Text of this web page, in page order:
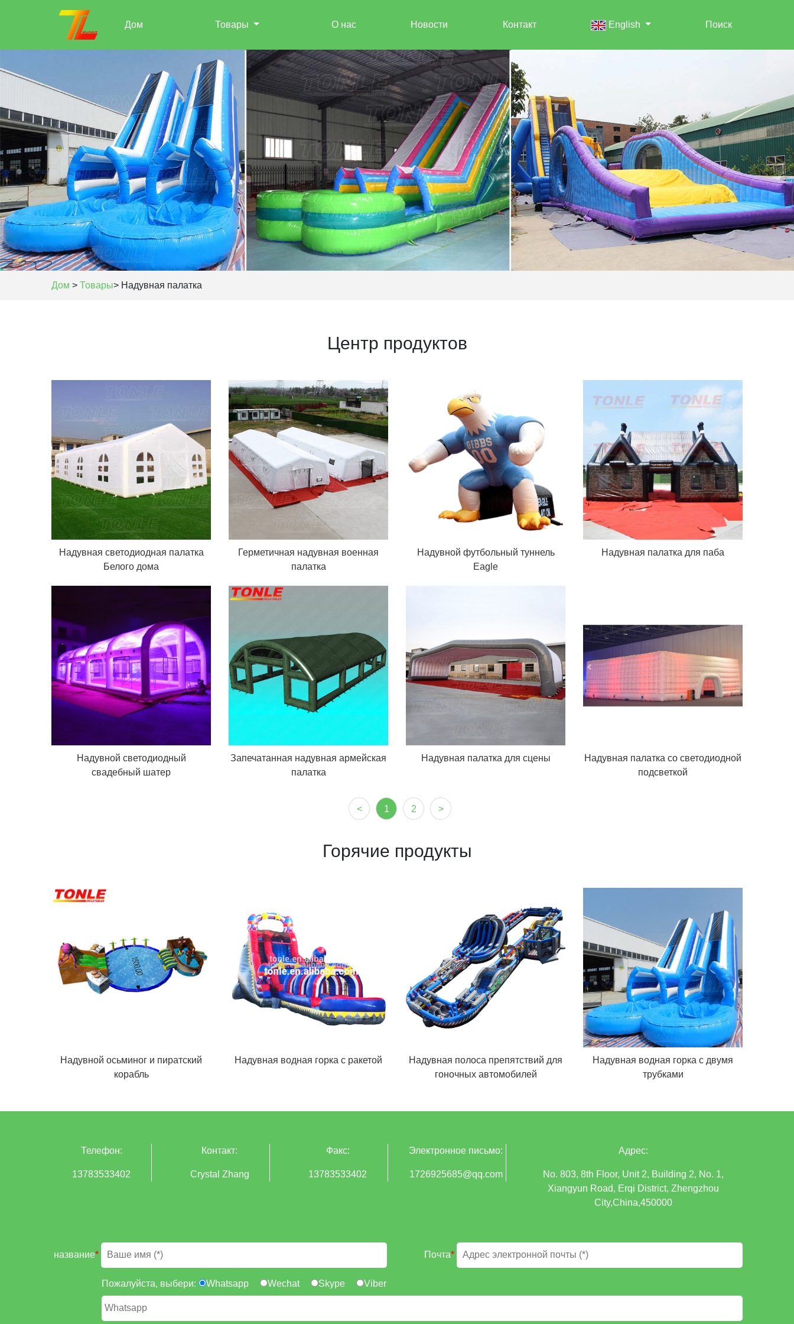
Дом Товары О нас Новости Контакт English Поиск
Дом > Товары> Надувная палатка
Центр продуктов
Надувная светодиодная палатка
Белого дома
Герметичная надувная военная
палатка
Надувной футбольный туннель
Eagle
Надувная палатка для паба
Надувной светодиодный
свадебный шатер
Запечатанная надувная армейская
палатка
Надувная палатка для сцены
Надувная палатка со светодиодной
подсветкой
< 1 2 >
Горячие продукты
Надувной осьминог и пиратский
корабль
Надувная водная горка с ракетой
Надувная полоса препятствий для
гоночных автомобилей
Надувная водная горка с двумя
трубками
Телефон:
13783533402
Контакт:
Crystal Zhang
Факс:
13783533402
Электронное письмо:
1726925685@qq.com
Адрес:
No. 803, 8th Floor, Unit 2, Building 2, No. 1,
Xiangyun Road, Erqi District, Zhengzhou
City,China,450000
название* Почта*
Пожалуйста, выбери: Whatsapp Wechat Skype Viber